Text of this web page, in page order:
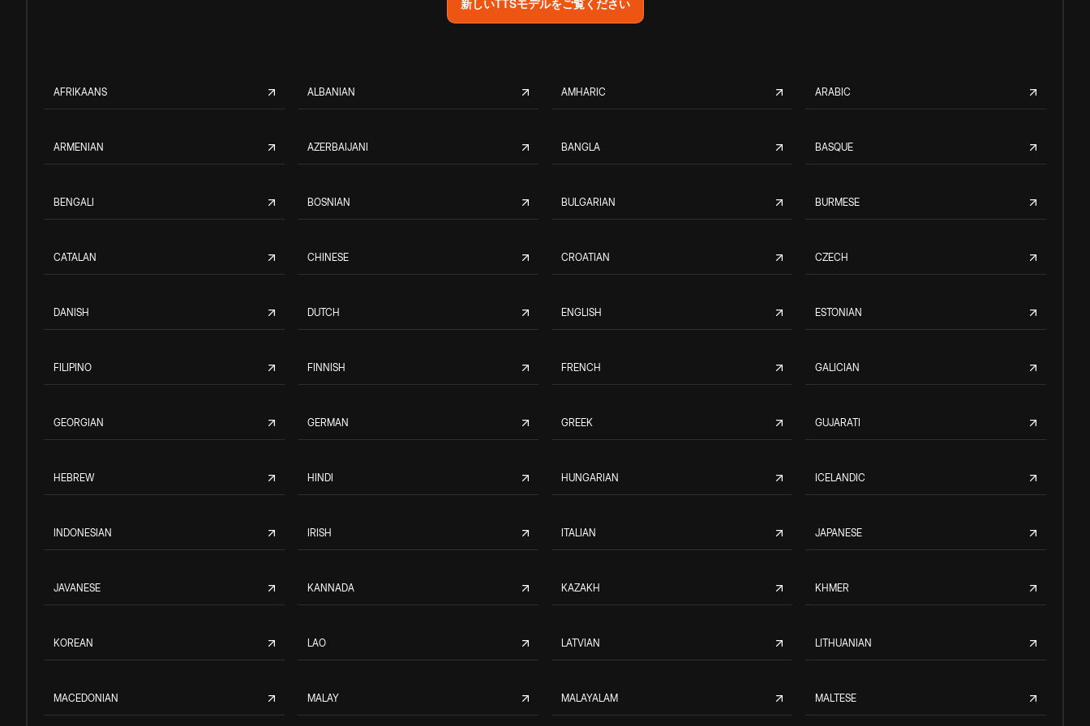
新しいTTSモデルをご覧ください
AFRIKAANS ALBANIAN AMHARIC ARABIC
ARMENIAN AZERBAIJANI BANGLA BASQUE
BENGALI BOSNIAN BULGARIAN BURMESE
CATALAN CHINESE CROATIAN CZECH
DANISH DUTCH ENGLISH ESTONIAN
FILIPINO FINNISH FRENCH GALICIAN
GEORGIAN GERMAN GREEK GUJARATI
HEBREW HINDI HUNGARIAN ICELANDIC
INDONESIAN IRISH ITALIAN JAPANESE
JAVANESE KANNADA KAZAKH KHMER
KOREAN LAO LATVIAN LITHUANIAN
MACEDONIAN MALAY MALAYALAM MALTESE